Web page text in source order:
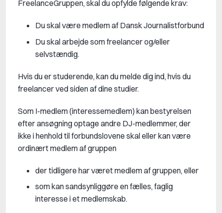
FreelanceGruppen, skal du opfylde følgende krav:
Du skal være medlem af Dansk Journalistforbund
Du skal arbejde som freelancer og/eller
selvstændig.
Hvis du er studerende, kan du melde dig ind, hvis du
freelancer ved siden af dine studier.
Som I-medlem (interessemedlem) kan bestyrelsen
efter ansøgning optage andre DJ-medlemmer, der
ikke i henhold til forbundslovene skal eller kan være
ordinært medlem af gruppen
der tidligere har været medlem af gruppen, eller
som kan sandsynliggøre en fælles, faglig
interesse i et medlemskab.